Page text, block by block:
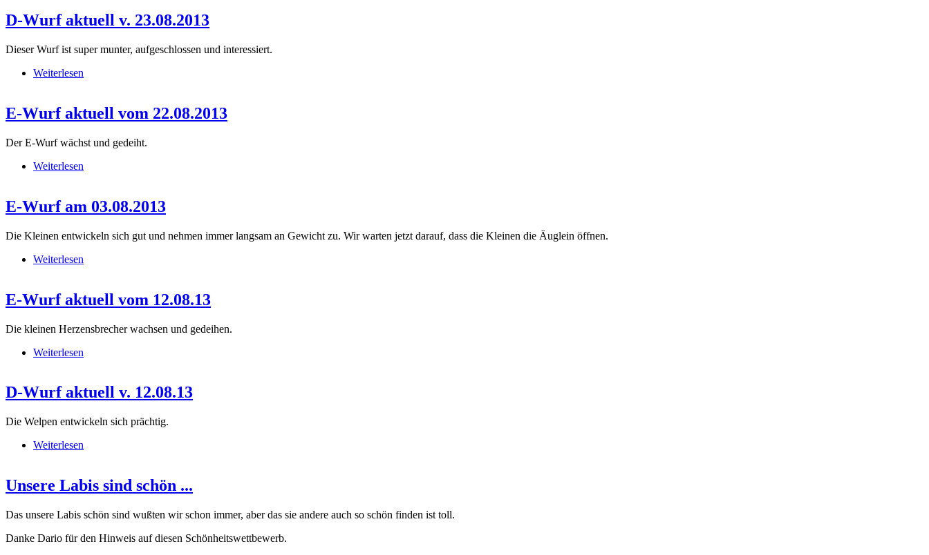
D-Wurf aktuell v. 23.08.2013
Dieser Wurf ist super munter, aufgeschlossen und interessiert.
Weiterlesen
E-Wurf aktuell vom 22.08.2013
Der E-Wurf wächst und gedeiht.
Weiterlesen
E-Wurf am 03.08.2013
Die Kleinen entwickeln sich gut und nehmen immer langsam an Gewicht zu. Wir warten jetzt darauf, dass die Kleinen die Äuglein öffnen.
Weiterlesen
E-Wurf aktuell vom 12.08.13
Die kleinen Herzensbrecher wachsen und gedeihen.
Weiterlesen
D-Wurf aktuell v. 12.08.13
Die Welpen entwickeln sich prächtig.
Weiterlesen
Unsere Labis sind schön ...
Das unsere Labis schön sind wußten wir schon immer, aber das sie andere auch so schön finden ist toll.
Danke Dario für den Hinweis auf diesen Schönheitswettbewerb.